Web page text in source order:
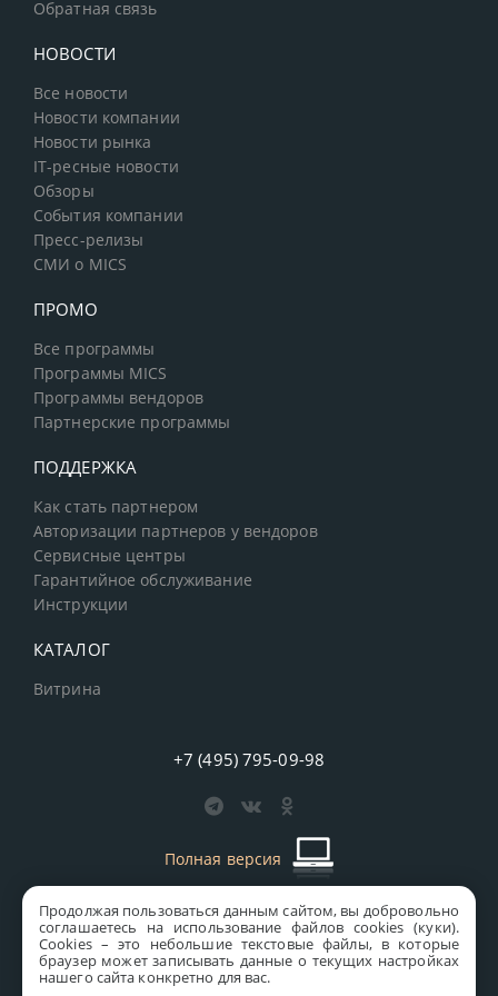
Продолжая пользоваться данным сайтом, вы добровольно
соглашаетесь на использование файлов cookies (куки).
Сookies – это небольшие текстовые файлы, в которые
браузер может записывать данные о текущих настройках
нашего сайта конкретно для вас.
Обратная связь
НОВОСТИ
Все новости
Новости компании
Новости рынка
IT-ресные новости
Обзоры
События компании
Пресс-релизы
СМИ о MICS
ПРОМО
Все программы
Программы MICS
Программы вендоров
Партнерские программы
ПОДДЕРЖКА
Как стать партнером
Авторизации партнеров у вендоров
Сервисные центры
Гарантийное обслуживание
Инструкции
КАТАЛОГ
Витрина
+7 (495) 795-09-98
Полная версия
старая версия сайтаMICS
Все права защищены © 1997-2026 MICS Distribution Company
Правовая информация